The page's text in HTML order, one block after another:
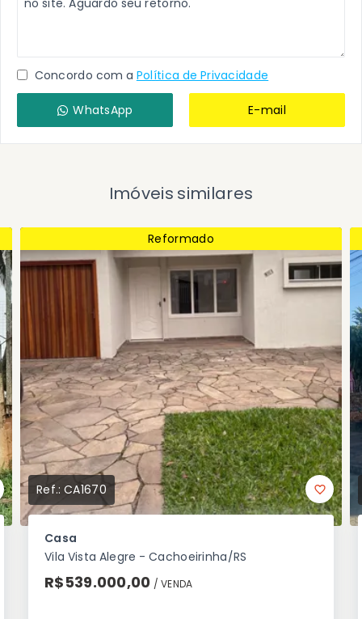
Concordo com a Política de Privacidade
WhatsApp E-mail
Imóveis similares
Reformado
Ref.:CA1670
Casa
Vila Vista Alegre - Cachoeirinha/RS
R$539.000,00 / VENDA